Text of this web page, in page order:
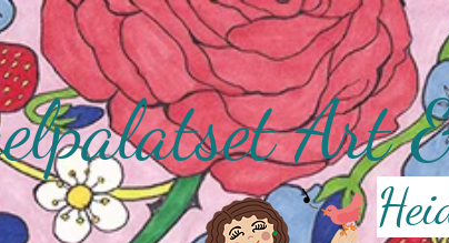
Art